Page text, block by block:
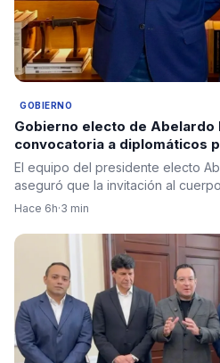
GOBIERNO
Gobierno electo de Abelardo
convocatoria a diplomáticos
criterios políticos
El equipo del presidente electo
aseguró que la invitación al
Hace 6h·3 min